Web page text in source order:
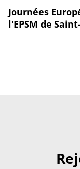
Journées
l'EPSM de